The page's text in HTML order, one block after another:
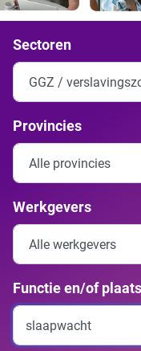
Sectoren
Provincies
Werkgevers
Functie en/of plaats